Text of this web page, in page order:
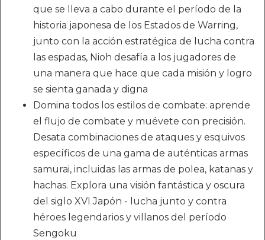
que se lleva a cabo durante el período de la
historia japonesa de los Estados de Warring,
junto con la acción estratégica de lucha contra
las espadas, Nioh desafía a los jugadores de
una manera que hace que cada misión y logro
se sienta ganada y digna
Domina todos los estilos de combate: aprende
el flujo de combate y muévete con precisión.
Desata combinaciones de ataques y esquivos
específicos de una gama de auténticas armas
samurai, incluidas las armas de polea, katanas y
hachas. Explora una visión fantástica y oscura
del siglo XVI Japón - lucha junto y contra
héroes legendarios y villanos del período
Sengoku